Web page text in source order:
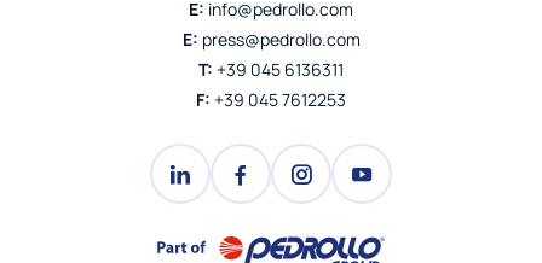
E: info@pedrollo.com
E: press@pedrollo.com
T: +39 045 6136311
F: +39 045 7612253